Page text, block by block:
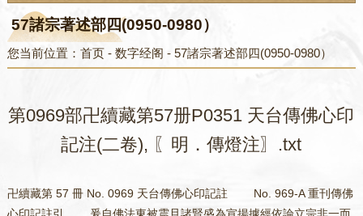
57諸宗著述部四(0950-0980）
您当前位置： 首页- 数字经阁 - 57諸宗著述部四(0950-0980）
第0969部卍續藏第57册P0351 天台傳佛心印
記注(二卷), 〖明．傳燈注〗.txt
卍續藏第 57 冊 No. 0969 天台傳佛心印記註 No. 969-A 重刊傳佛心印記註引 爰自佛法東被震旦諸賢盛為宣揚據經依論立宗非一而的傳佛祖心印紹隆大法正統者惟吾天台一宗耳第時運下衰哲人長往禪宗華嚴之徒橫議于外異端曲見之士蔓延於內正傳心印遂晦而不明賴有元初虎溪興教大師者出深悟圓宗力守祖業著書數千言命為天台傳佛心印記焉而其為書也揭性惡之談點理毒之致甄即離於毫芒辨圓別于隱微明佗宗異端之似是而非顯天台圓家之獨得真傳可謂巨夜之大明燈也甞吾玅立和尚大中興此道而深知佗宗異端為害之甚故每講此書以授學人於是此書盛行而註解間出然或醜陋芿?或訛謬乖違無得作者本旨者(余)頃於大藏中得無盡大師所著註而讀之則消釋詳悉理致深切大發作者意但有一二不穩者乃全璧之微瑕耳豈妨為重寶哉於是乎卑諸劂生梓而流通云。 時 元祿丁丑冬十月 天台山東溪沙門(亮潤)大雲謹識 No. 969-B 天台傳佛心印記註序 夫法身充滿於法界般若朗照於性天解脫蕭然於累表大用普應於羣機為如來之果德為九界之因依其所由來舊矣真諦者泯一切法俗諦者立一切法中諦者統一切法為天然之性德為法界之真歸其所由來亦舊矣見思阻乎空寂塵沙障乎化道無明翳乎法性為三身之覆障為三德之紏纏其所由來亦舊矣空觀者破見思惑假觀者破塵沙惑中觀者破無明惑斷煩惱生死之聖藥成菩提涅槃之真因其所由來亦舊矣煩惱生死斷則解脫大用成解脫大用成則般若智照朗般若智照朗則法身性德顯其所由來亦舊矣是則三觀者為傳佛心印之真宗祖祖相承之大法凡有志於佛道者是不可不明又不可不修也第觀由達境而修境由開解而發境有生焉佛焉善焉惡焉修焉性焉離焉即焉苟不原乎性具則即義何由可明是故作傳佛心印者廣引佛祖誠言以明性具宗旨庶令從事斯道者了眾生修惡之地本全性以起修雖昏盲倒惑之鄉亦全修而在性是則生佛因果悉由悟迷悟迷無因本乎心性迷之則道修曠劫猶曝腮於龍門悟之則稗販屠沽亦高超於上乘然而見道雖齊於諸佛結習猶紆於下凡所當全性以起修玅達全修而在性全性以起修則修無別修全修而在性則性無別性此則終日在性念念達性以成修終日起修心心了修而在性不妨建立水月道場廣作空花佛事修行如幻三昧回向鏡像如來具菩薩之威儀成比丘之細行立文殊之智種圓普賢之行門能具乎此則學道事畢此傳佛心印記之所以作也或有厲聲動色而言曰吾宗教外別傳不立文字者也夥言修性亦奚以為余始聞之則唯唯而退末則屏氣徐進曰余聞初祖曰吾有楞伽四卷可以印心五六葉又尚般若當時為君已聊通一線請事斯語無為侈言而空腹高心也又曰吾宗直指人心見性成佛者也夥言進修亦奚以為余亦退步屏氣徐而謂曰何名直指何名人心何名見性何名成佛又君所成佛性乎相乎若見性佛則未有莊嚴古人修慧不修福尚云羅漢應供薄矧俱未修無為侈言而空腹高心也君於日用見色聞聲果能不緣塵以起分別或塵勞暫息而未永斷煩惱則見思猶阻乎空寂而空觀宜修無為侈言而空腹高心也君於化道能知病識藥應病與藥合得服行先以神通駭動後以智辨宣揚乎苟未能此則塵沙障乎化導而假觀宜修無為侈言而空腹高心也君於法性能空有雙遮中道亦忘契祕藏而高踞寂場證報應而三身圓現乎苟未能此則無明翳乎法性而中觀宜修無為侈言而空腹高心也或者聞之理窮語息合十槃談唯唯而退因錄其言而併為之序。 大明天啟七年歲次丁卯僧自恣後二日傳持天台教觀比丘傳燈述於楞嚴壇之不瞬堂 No. 969-C 源流圖敘 夫學佛法者稟智者大師而曰天台教以自別乎賢首慈恩諸家也其為教也有教焉有觀焉教則以五時八教為經五章七釋為緯觀則以二十五法為方便以十章為正修乃至色心不二之談修性互用之旨以例諸家如眾流之望巨海爝火之隣日月靡可同日而語矣然則始於智者大師乎曰非然也葢大師得之南嶽南嶽得之北齊北齊得之龍樹而龍樹得之釋迦或當機印可或懸契心宗此則台教之源也故龍樹而下皆稱祖焉然則章安而下曷為稱祖曰敘得統也敘功德也大師說法惟總靈辨而不由筆授時惟章安夙擅多聞復由玅悟集為論疏以啟後人說者謂其總持之功同符慶喜四傳而至荊溪教網稍夷金錍義例闢邪輔正說者謂其弘贊之勛比隆章安唐末喪亂吾宗典籍流散海東螺溪寶雲之際遺文復還雖講演稍聞而曲見尚熾我四明尊者抉迷雲以輝性日挽頹波而清教海是以立陰觀妄別理隨緣究竟蛣?理毒性惡十不二門之指要十種三法之觀心三雙之論佛身即具之論經體判權判實說性說修凡章安荊溪未暇結顯諸深法門莫不表而出之無遺憾矣說者謂九世二百年間備眾體而集大成闢異端而隆正統者惟法智一師信然哉自龍樹迄法智是為十七祖法智下傳者最夥而廣智神照南屏亢為三宗其學徒紛紛鼎盛矣宋景定間南湖磐公作佛祖統紀有世系表載傳授源流頗具而法智十數世以後竟泯泯無傳焉嗟乎常住教典滿閻浮提方袍之徒多於竹葦而天台教脈竟無有起而續之者遂使時教不行觀道不明此何異佛法已滅可慨已然則今之君子能不惑不沮奮然稟天台之學若揭日月而行者乎以今觀我玅峰法師之為是役也即謂之繼法智而興夫誰曰不可語云在則人亡則書即北齊之繼龍樹亦有然矣然艸菴以失緒被斥奈何是不然艸菴如周室尚在而吳楚僭王今則匹夫而有天下誰得而議之有志者勉之矣於是磐公世系圖而授之梓人名曰天台教源流圖噫後之興起斯文者益思所以衍其流毋令泯泯無傳而絕佛慧命也哉。 賜進士第翰林院編修宗天台教觀 菩薩戒弟子擕本馮夢禛薰沐拜撰 No. 969 傳佛心印記註卷上 幽溪沙門 傳燈 註 楞嚴比丘 靈耀 較 △初題目。 天台傳佛心印記 此之記題乃用三別以揀三通謂通記別記通印別印通傳別傳也通別記者如四明光明拾遺等栢庭仁王神寶等皆稱為記故通光明拾遺非仁王神寶等故別今以心印之別冠於此通之上乃顯此記別從心印以受稱也通別印者如小乘無常無我寂滅大乘一實相皆稱為印故通大乘一印非小乘三印等故別今以佛心之別冠於此通之上乃顯此印從一心實相為印受稱也通別傳者如達摩賢首等故別今以天台之別冠於此通之上乃顯此傳別從天台而受稱焉故云天台傳佛心印記天台佛心之旨其義云何佛雖無心而無不心乃以三智為心也須知今家言佛心者非敻指真心為佛心乃指現前介爾一念妄心當體即是佛心以一念具足百界千如即空假中故又復應知今家云直指妄心是佛心者乃對乎佛界之真通說九界為妄別而言之應云直指地獄心是佛心乃至天心是佛心聲聞心是佛心乃至菩薩心是佛心又復此順題中云佛心故從對待顯玅云一切心是佛心若絕待顯玅應云直指地獄心是地獄心乃至天心是天心聲聞心是聲聞心乃至菩薩心是菩薩心又復此亦順題中云心印故捨別從總云一切心是一切心若從別者應云直指地獄色是佛色地獄色是地獄色乃至菩薩色是佛色菩薩色是菩薩色受想行識根塵識三莫不如是葢修惡即是性惡性惡融通無法不趣任運攝得佛界性善故也若爾題中何得偏稱心印以玅玄云佛法太高眾生太廣初心為難心佛及眾生是三無差別觀心則易今順玅玄去難就易故以心印為題以三無差別故任運攝得佛及眾生色心依正等佛以此心印定一切諸法相相皆實煩惱即菩提生死即涅槃傳之於迦葉迦葉一十三傳至於龍樹龍樹一十七傳至於四明法智此天台傳佛心印之迹也具如記中所出或曰天台賢首立宗雖別佛之心印義乃攸同若其異者則不得云佛之心印果一無二良由傳者所得不同故法華聲聞未蒙開顯之先孰不自謂與菩薩同入法性豈聲聞所入同菩薩所入葢從自計未入謂入爾如他宗敻以真心為佛心今家則直以妄心為佛心此其所以不同也既一不同則彼反加謬斥疑悞後學而是彼非此又豈容莫不辨哉故知今之所記為樹圓宗匪關人我永嘉云圓頓教弗人情有疑不決直須爭此天台傳佛心印記之所以作也。 △二述人。 虎溪沙門懷則述。 述者記其所聞述天台受授之道謙而不敢稱作也師得法於雲夢允師為南屏八代之的裔四明九世之玄孫甞撰淨土境觀及此記最為精確竝入大藏其氏族等未詳更俟檢討。 △三正文三初明傳佛心印之本二初明諦觀性體二初直標性具以明理本二初略援祖誥以立心印之體。 只一具字彌顯今宗以性具善他師亦知具惡緣了他皆莫測。 此之六句共二十四字語本出四明尊者觀音玄義記中玄義乃天台大師釋法華經普門品題未入經文先立五重玄義以釋品題用十義以通其意十義者一人法二慈悲三福慧四真應五藥珠六冥顯七權實八本迹九緣了十智斷至第九簡緣了中大師設問云緣了既有性德善亦有性德惡否自答云具此一具字乃吾大師掀翻如來藏海湧出摩尼寶珠得之者不惟喜雨寶穰穰亦以見體圓瑩徹故法智大師一見乎此即稱揚讚美對眾宣弘而曰只一具字彌顯今宗以性具善他師亦知具惡緣了他皆莫測而我虎溪大師深悟此宗傳佩心印欲以此道轉以悟人筆述此記以弘頓教是以開宗明義即拈出此章以為心印之體而曰只一具字彌顯今宗等可謂善乎記述者也言今宗者天台圓宗也有二一對古言今二對他言今古者天台之先光宅等諸家也他者天台已後賢首慈恩等諸家也自佛法東流震旦諸家判教立宗或是西來聖賢或是此方英哲孰不謂被犀堅之鎧握龍泉之劍而獨振寰中若求其有教以為之說離暗證之譏有觀以為之行無循文之失捨天台則難能故以圓宗而自許非自譽也深有所以也所以者何所謂只一具字若不論具則全無所以烏足以稱圓又與夫藏通別之有教觀者何以異乎是故今家稱圓功在性具教得此故圓頓觀得此故無作故曰彌顯是以宗其教而為之說者說而無說依其觀而為之行者行而無行無說而說是為真說行而無行是為玅行自行化他能事畢矣得不謂天台之道大有功於如來滅度之後者乎或曰若天台以性具稱圓者如他宗誰不云圓家以性具為宗耶若然又何獨貴於天台故釋之云誠如所言他師果亦云圓家以性具為宗也然不知他家云性具者只知性具善也特天台之少分耳葢天台之言具者有性善焉性惡焉於善惡中各有正與緣了故法華云諸法實相諸法即十法界也佛界十如是性善緣了九界十如是性惡緣了實相是性善性惡正因如此十界善惡不論凡聖現前一念之心法爾具足他宗諸師何嘗道及故云莫測以不測故故聞之者以謂惡駭天下狂而不信此齊東野人也烏足以語道哉。 △二略釋性具以顯圓頓之教六初通顯圓頓。 是知今家性具之功功在性惡若無性惡必須破九界修惡顯佛界性善是為緣理斷九非今所論。 他宗既莫測具惡緣了故雖知具善不得稱圓反顯今家性具之功功在性惡故得云只一具字彌顯今家也夫何故以若無性惡必須破九界修惡顯佛界性善不足以稱圓矣是以今家所明性具三因善惡正因是一性善惡緣了屬二修二雖修成元是本具一雖性具全體起修故九法界起修惡時是全性惡起修既性起則全修在性性惡融通任運攝得佛界而此修惡即是玅事正屬所顯豈屬所破故不須緣理以斷九也若不論乎性惡者則九界修惡非從性起非性之惡定須破斷離邊之中必須別緣正是他家歷別之義故曰非今所論。 △二正引教部。 故止觀所明十乘玅觀觀於陰等十境三障四魔一一皆成圓玅三諦此乃發心立行之體格豈有圓頓更過於此。 此引今家性具成功教部而證成也止觀者摩訶止觀也十乘玅觀者一觀不思議境二真正發菩提心三善巧安心止觀乃至第十離法愛此能觀之觀也陰等十境者陰入煩惱病患業相魔事禪定諸見上慢二乘菩薩此所觀之境也三障四魔者三障即陰入病患二境屬報障煩惱諸見上慢三境屬煩惱障業相魔事禪定二乘菩薩五境屬業障四魔即陰入業相禪定二乘菩薩五境屬陰魔煩惱諸見上慢三境屬煩惱魔病患境屬旡魔魔事境屬天魔也此十境三障四魔即九界修惡何者陰等八境即六凡法界二乘一境即聲聞辟支二法界菩薩一境即菩薩法界言一一皆成圓玅三諦者正由今家有性惡之功故不破九界修惡直以十乘能觀玅觀體達所觀十境三障四魔九界修惡當體即是性惡性惡融通無法不趣任運攝得佛界性善故陰等十境一一皆成圓玅三諦葢性善惡正因即中道第一義諦性善惡了因即真諦性善惡緣因即俗諦此三因三諦舉一即三故圓言三即一故玅圓家行人凡發心立行莫不以此為大體莫不以此為綱格故曰此乃發心立行之體格夫以此而為體格則三障四魔無有遣法圓玅三諦當體圓成故曰豈有圓頓更過於此嗚呼天台玅教成功之若是圓且頓也而云只一具字彌顯今宗信不誣矣。 △三的觀心要二初總無明心。 初心修觀必先內心故於三科揀却界入復於五陰又除前四的取識陰為所觀境如去丈就尺去尺就寸是為總無明心。 此以易觀而釋或者之妨也前明十乘玅觀觀於陰等十境須知一是現前所觀之境九是未得入位未來所發宿習之境故今但以三科而釋或曰止觀明所觀之境既有陰入界三何得只以現前一念識心為所觀耶故釋之云必先內心也葢陰入界三多是生法生法太廣初心為難三無差別觀心則易故於三科唯取陰境陰境有五仍復為寬復於五陰又除前四的取識陰為所觀境喻如去丈就尺去尺就寸以此識陰近而復要最為易觀即眾生日用根塵相對一念心也言是為總無明心者六七八識皆屬無明麤細雖殊不出一念故此一念得稱為總故此八識觀前前者必具後後觀後後者不具前前如人觀波必觀於水若觀靜水必不觀波也。 △二就總明別。 若就總明別即第六識如伐樹得根灸病得穴千枝百病自然消殞。 言就總明別即第六識者以七八兩識雖在其中據現前麤淺易見則第六者偏當其稱苟行人用微玅觀以此而為所觀則不久任運轉八識以成四智故云知伐樹得根灸病得穴千技百病自然消殞何以故葢此一念是為總無明心雖觀一識未嘗不以三識為觀未嘗不以三識為境故不惟秪破見思而塵沙無明隨其功著任運皆破此言的取識陰為所觀境成功之玅如此。 △四例餘一心。 若不入者然後歷餘一心例餘陰入乃至九境待發方觀不發不觀莫不咸爾。 若於此六識境不得入者當知此法非是便宜應須改轍以從善道故曰然後歷餘一心例餘陰入餘一心者受想行三陰也例餘陰入者色陰及十二入也乃至九境待發方觀不發不觀者前一境其猶禮樂後九境其猶征伐禮樂施之於太平故陰入境不待發而先觀征伐行之於離亂故後九境必待起不得已而後觀也須知此十境者非唯識陰是總無明心而餘一心乃至九境悉可稱總若能隨其所行所發用微玅觀而觀之一一皆如伐樹得根灸病得穴十枝百病自然消殞故曰莫不咸爾。 △五結成功能。 方顯九界修惡當體即是性惡法門性惡融通無法不趣任運攝得佛界性善修惡既即性惡修惡無所破性惡無所顯是為全惡是惡即義方成。 九界三道修惡即止觀所明陰等十境三障四魔也性惡即止觀所成圓玅三諦也言修惡是性惡法門者此九界三道修惡元是全性惡三德而起修從性起則全修在性修既在性苟外此而求是猶撥波取水烏可得乎是故止觀直以十乘玅觀觀於陰等諸境皆成圓玅三諦而此三諦既由觀陰而成豈非修惡當體即是性惡之法門乎或曰天台明性既曰有二今修惡雖即性惡奈性善乎故答云性惡融通無法不趣等也言融通者性善性惡其猶水乳乳固本來成水亦非今有是故行者惟當務即修惡而成性惡弗患性善之不成也。 △六即異諸師。 是則今家明即求異諸師以非二物相合亦非背面相翻直須當體全是方名為即何須斷除煩惱生死方顯佛界菩提涅槃耶。 他之明義有曰修可破而性可顯者葢昧夫修即性而性即修定有能覆之惡故也今修惡既即性惡故無破顯以無破顯故是為全惡是惡而即義方成也惟以是為即是故今家永異諸師明即如二物相合背面相翻矣言二物相合者如爾雅訓即云即者合也諸師雖有即名既不知修性相即正如爾雅所訓借非二物相合亦難逃乎背面相翻矣以是義故生死非涅槃煩惱非菩提所有煩惱生死定須破除菩提涅槃方得證顯是為破邊立中非今所尚。 △二略引契經以會差別二初雙標。 又應須了此性善惡在諸大乘立名不同廣略有異。 今家之言性善惡一稟契經非師心自立但諸經立名不同廣略有異。 △二各釋二初立名不同四初華嚴二初牒指經文。 初立名不同者華嚴云能隨染淨緣遂分十法界。 △二結成三因。 迷則十界俱染悟則十界俱淨十法界離合讀之三因具足三字合呼九界為惡正因佛界為善正因十字獨呼法界合呼即了因十法合呼界字獨呼即緣因。 華嚴云云者能隨即真如不變隨緣也能隨真如即善惡正因所隨染淨緣即善惡緣了隨染緣則成九界緣了隨淨緣則成佛界緣了須知染淨初無定體昇沈悉由迷悟方其真如之迷而染也不惟本具九界成迷佛界亦隨之俱迷方其真如之悟而淨也不惟本具佛界成悟九界亦隨之俱悟良由染淨雖似異緣十界本乎一性緣有隱顯性無即離故迷則俱染悟則俱淨或問善惡何因十界而分三因又依何義而立故曰十法界離合讀之三因具足離合之言本乎玅玄彼云皆稱法界其意有三十數皆依法界法界外更無復法能所合稱故言十法界此十字獨呼法界合呼即了因之意也二此十種法分齊不同因果隔別凡聖有異故加之以界此十法合呼界字獨呼即緣因之意也三此十皆即法界攝一切法一切法趣地獄是趣不過當體即理更無所依故名法界乃至佛法界亦復如是此三字合呼即正因之意也又曰若十數依法界者能依從所依即入空界也十界界隔者即假界也十數皆依法界即中界也欲令易解如此分別得意為言空即假中無一二三而一二三而如前(云云)。 △二法華二初牒指經文。 法華云諸法實相不出權實。 △二結成三因。 諸法是同體權中善惡緣了實相是同體實中善惡正因九界十如即惡緣因佛界十如即善緣因三轉讀之了正不缺。 法華諸法實相不出權實權實不出十界有橫竪二論一往竪論則佛界為實九界為權互具言之九界中互具佛果為實佛界中互具九界為權大師云細論各具權實此之謂也橫論者十界各具三因正因屬實緣了屬權全正因以為緣了即實而權全緣了而為正因即權而實蓋十界同居一性權實豈分燕越諸法是同體權中善惡緣了等此約諸法屬權實相屬實而言之然離諸法別無實相何權非實離實相別無諸法何實非權權實相即其玅盡於是矣言九界十如即惡緣因至三轉讀之了正不缺者此玄義釋眾生法之文也先引經云所謂諸法有如是相如是性如是體如是力如是作如是因如是緣如是果如是報如是本末究竟等天台師云依義讀文凡有三轉一云是相如是性如乃至是報如二云如是相如是性乃至如是報三云相如是性如是乃至報如是若皆稱如者如名不異即空義也若作如是相如是性者點空性相名字施設邐迤不同即假義也若作相如是性如是者如於中道實相之是即中義也分別令易解故明空假中得意為言空即假中約如明空一空一切空點如明假一假一切假就是論中一中一切中非一二三而一二三不縱不橫名為實相惟佛與佛究竟此法是十法攝一切法若依義便作三意分別若依讀便當依偈文云如是大果報種種性相義云云然十界離合三轉讀文此南岳天台師資相承文外巧思是皆遊心實相非關義學譬如庖丁解牛進乎技矣目中無全牛者也。 △三涅槃二初略指經義。 涅槃經中闡提善人二人俱有性善性惡名為善惡緣因。 此所引文言義俱略若具足者應引涅槃經三十二云或有佛性闡提人有善根人無或有佛性善根人有闡提人無復有佛性二人俱有復有佛性二人俱無初二句言修染了因佛性修惡緣因佛性也蓋佛斷修染修惡盡修淨修善滿足故此修染修惡佛性佛善根人無也次二句言修淨了因修善緣因佛性也蓋闡提人斷修淨修善盡修染修惡滿足故此佛性闡提人無也三二兩句言性善性惡正因佛性也蓋佛雖斷修染修惡盡而性染性惡不斷闡提雖斷修淨修善盡而性淨性善不斷惟佛不斷性染性惡故至果地於惡自在廣用性惡法門化度眾生闡提不斷性淨性善後時還起修淨修善對治修染修惡故涅槃後分言闡提成佛蓋本乎此也四二兩句言復有佛性二人俱無此言不退性也。 △二結成三因三初正結。 三因既玅言緣必具了正言了必具正緣言正必具緣了一必具三三即是一毋得守語害圓誣罔聖意。 △二融通。 若爾九界三因性染了因性惡緣因染惡不二是惡正因豈惟局修佛界三因性善緣因性淨了因善淨不二即善正因。 今人獨知觀真常淨識修佛界正因謂之偏觀清淨真如者正由不知具九界三因也今家既揭諸大乘明文而示之則十界三因俱可修第隨其境之現前者觀之修之還之復之不必棄波而求水捨空以求空故又以若爾豈惟字論之斥之使其歸於圓宗也而言局修佛界三因者亦與之之辭若復奪之今人第知修佛界了因以其惟宗於一空而已豈惟不修中道正因即俗諦緣因亦不知修以其多棄事而尚理故也。 △四從指二初泛指諸經。 此性善惡亦名性淨性穢或名理明理暗或名常無常雙寂之體。 △二引請觀音。 如請觀音或單名毒害毒害即性惡皆一體之異名也。 請觀音或單名毒害等者此所引文言義俱略若具引天台大師解釋請觀音菩薩消伏毒害陀羅尼經云此經從人法以標名人是至慈之大號法是至聖之神呪人有二義一通二別別是觀音之勝名通是菩薩之嘉號別又二義一能二所請字是標能感之羣機觀世音三字是標能應之聖主法有二義一用二體消伏毒害明其力用陀羅尼明其正體體有二義此間名為能遮能持持於三義遮於二邊用即為三一事二行三理事者虎狼刀劍等也行者五住煩惱也理者法界無閡無染而染即理性之毒也故言從人法以標名焉孤山法師闡義鈔云法界無閡者三諦一心名為法界生佛互融一一咸偏故云無礙無染而染者淨名疏云中道自性清淨心不為煩惱所染本非縛脫不染而染難可了知即是眾生迷真性解脫起六十二見考彼言義允合今文若消今文應云法性之與無明偏造諸法即無染而染全理性成毒名理性毒由理毒故即有行毒事毒也今觀諸法惟心染體悉淨即神呪治理性之毒即下經文皆入如實之際也然孤山之釋雖闡猶隱終於毒害即性惡之義不彰不如引大師釋後文正釋消伏毒害陀羅尼云消名消除伏名調伏故經言消除三障無諸惡五眼具足成菩提但除其病不除其法譬如蛇虺有毒但消除其螫蠆令不侵人不可殞命也伏者調善令堪乘馭伏三障之毒為入道之門隨應得度而度脫之故不須斷之亦下文不斷而斷斷而不斷之明證也。 △二廣略有異四初指廣略之數。 隨機利鈍廣略有異者略則十界廣則三十。 略則十界文出華嚴能隨染淨緣遂分十法界廣則三千則義歸法華諸法實相或問華嚴半偈反謂之略法華四言反謂之廣何也答曰華嚴雖半偈而但名十界法華雖四言而義攝十如天台大師則合廣略而充擴之以為百界千如三千性相之旨則華嚴法界之旨法華實相之宗其義方盡即如來果證眾生理體因果修性之體亦斯盡也充擴之義具在下文。 △二明廣略之體。 故知善惡不出十界十界性融互具成百界界十如則成千如假名一千五陰一千國土一千。 善惡不出十界之旨下文自明今且明二經合轍之義以明性具三千文先約華嚴融十界為百界故曰十界性融互具成百法界次約法華融十如為千如故曰界十如則成千如又次約仁王三法融百界千如為三千故曰假名一千五陰一千國土一千又大智度論釋百八三昧中至釋能照一切世間三昧云得是三昧故能照三種世間謂眾生世間住處世間五陰世間四明大師云故一家用義彼論之三世演法華十如玅談三千固非常情之所企及。 △三結一心之要。 如此三千現前一念修惡之心本來具足。 一念修惡具足三千者但約根塵相對一念心起必屬一界界互具成百界三千若論法體實不啻於此也或者難曰今智者準秦譯之本具明十如故可論乎三千若西晉所譯名正法華經但列乎六如則三千之義安在答曰今論性具但明理體數之多少可必計之即準六如而謂之性具一千八百有何不可況如義雖譯者而有增減而華嚴界義終無所虧且晉譯之本義有未盡隨譯人情安可準信世弘秦譯表表若人晉譯微晦不傳豈無故哉(云云)。 △四彰微玅融通。 非造作而成非相生而然非相合而然一念不在前三千不在後一念不少三千不多。 是無作玅境故非造作法法本具故非相生相相宛然故非相含三千即一念故一念不在前一念即三千故三千不在後一念具三千故一念不少三千在一念故三千不多。 △二明諦觀相貌六初明立諦正觀所以十二初明破情不破法。 須知情可破法不可破執法成病亦須破。 此是釋疑之辭亦是顯玅之談或疑曰若修惡即性惡者何須立三觀以破三惑答曰觀破惑者破情而不破法也情即迷情迷即三惑此之迷情其來久矣始自根本無明終至等覺後心葢理體本玅情執為麤故破惑者但破三千之情不破三千之法今家不順迷情但顯本具法法皆玅相相皆實故題稱玅法而經曰實相良有以也釋疑顯玅其在是矣然有執藥成病者三觀修之不得其方反翻成三惑更須用乎善巧方便而破之非此中意今云執法成病者執修惡即性惡而廣行修惡止觀所謂無禁捉蛇是也如是修惡正須破之。 △二明理體不可斷。 是則善惡淨穢是法門理體體本明淨不斷纖毫。 承上文言情可破而法不可破豈非善惡淨穢是法門理體其體本來明淨成佛之時不斷纖毫。 △三約染淨明迷悟。 是則斷證迷悟但約染淨而論。 或疑體既明淨不斷纖毫云何經中又有斷證迷悟之說是故釋云是則斷證迷悟但約染淨而論華嚴所謂能隨染淨緣隨分十法界是也隨染緣為染緣所染即為九界隨淨緣為淨緣所淨即為佛法界。 △四破古無擇法眼。 往人無擇法眼情理不分藥病不辨纔聞空中名遮一相不立便作斷滅而解假觀名照三千宛然定謂三千立法若三諦但遮又如何立法耶。 情即迷情理即本體迷情為病應以法藥而破之佛祖設藥內依理而立依三諦境立三觀智是也亦外依病而施依三種惑立三觀智是也是則藥之與病雖有權移性之理體毫無加損往人不解此意聞天台三觀空遮乎有中遮乎邊便作斷滅而解假照乎有定謂三千立法此乃迷名而不知義也今反問之三觀各分遮照爾作此解假使複疎顯妙中有遮則三諦俱遮之旨則不惟俗諦俱遮即空中亦復俱遮又如何立法若例立照則三諦俱照則不惟俗與二邊俱照即真諦亦照又如何斷滅耶。 △五明破迷故用觀。 迷情須破故用即空即假即中達此一念修惡之心即是三千玅境。 承上章情可破法不可破法不可破故體本明淨不斷纖毫其如迷情難消故宜